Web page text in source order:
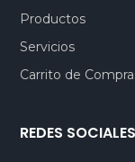
Productos
Servicios
Carrito de
REDES